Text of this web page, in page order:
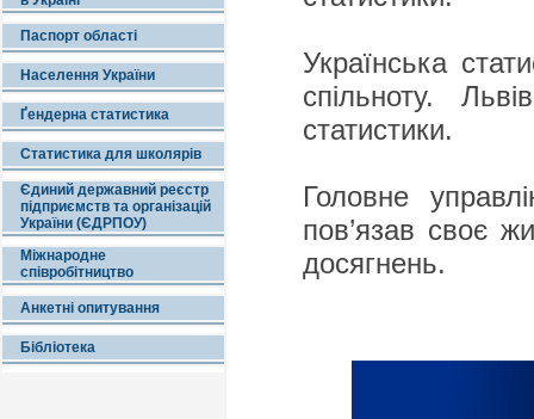
Паспорт області
Населення України
Ґендерна статистика
Статистика для школярів
Єдиний державний реєстр
підприємств та організацій
України (ЄДРПОУ)
Міжнародне
співробітництво
Анкетні опитування
Бібліотека
Українська
спільноту.
статистики.
Головне
пов’язав своє
досягнень.